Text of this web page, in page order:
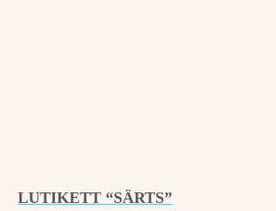
LUTIKETT “SÄRTS”